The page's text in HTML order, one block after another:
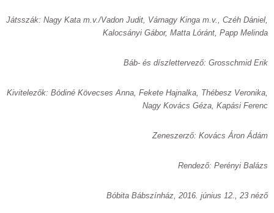
Játsszák: Nagy Kata m.v./Vadon Judit, Várnagy Kinga m.v., Czéh Dániel,
Kalocsányi Gábor, Matta Lóránt, Papp Melinda
Báb- és díszlettervező: Grosschmid Erik
Kivitelezők: Bódiné Kövecses Anna, Fekete Hajnalka, Thébesz Veronika,
Nagy Kovács Géza, Kapási Ferenc
Zeneszerző: Kovács Áron Ádám
Rendező: Perényi Balázs
Bóbita Bábszínház, 2016. június 12., 23 néző